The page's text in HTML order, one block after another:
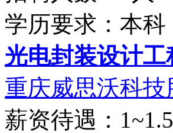
学历要求：本科
光电封装设计工
重庆威思沃科
薪资待遇：